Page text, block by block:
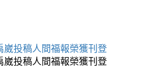
投稿人間福報榮獲刊登
投稿人間福報榮獲刊登